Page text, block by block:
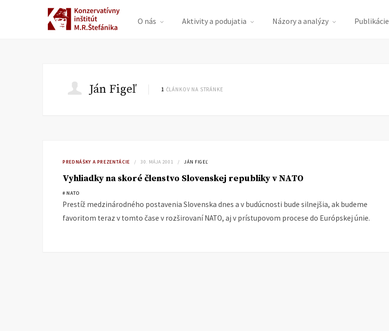
O nás Aktivity a podujatia Názory a analýzy Publikácie
Ján Figeľ 1 ČLÁNKOV NA STRÁNKE
PREDNÁŠKY A PREZENTÁCIE 30. MÁJA 2001 JÁN FIGEĽ
Vyhliadky na skoré členstvo Slovenskej republiky v NATO
# NATO
Prestíž medzinárodného postavenia Slovenska dnes a v budúcnosti bude silnejšia, ak budeme
favoritom teraz v tomto čase v rozširovaní NATO, aj v prístupovom procese do Európskej únie.